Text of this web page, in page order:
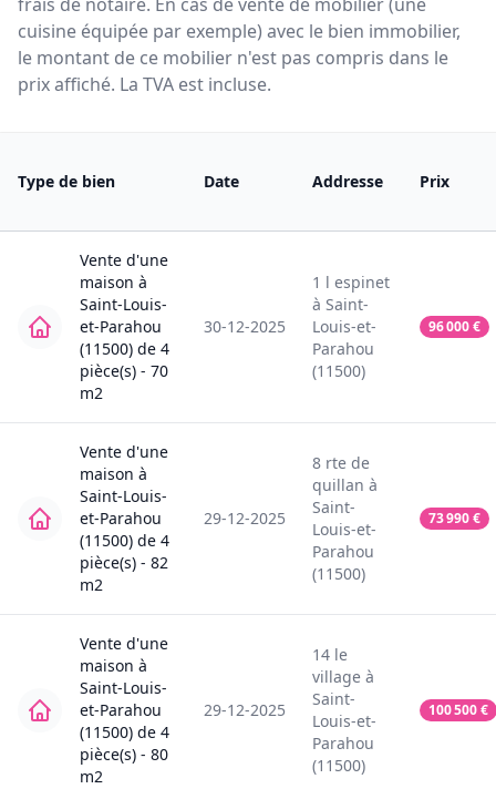
cuisine équipée par exemple) avec le bien immobilier,
le montant de ce mobilier n'est pas compris dans le
prix affiché. La TVA est incluse.
Type de bien Date Addresse Prix
Vente d'une
maison à
Saint-Louis-
et-Parahou
(11500) de 4
pièce(s) - 70
m2
30-12-2025
1 l espinet
à Saint-
Louis-et-
Parahou
(11500)
96 000€
Vente d'une
maison à
Saint-Louis-
et-Parahou
(11500) de 4
pièce(s) - 82
m2
29-12-2025
8 rte de
quillan à
Saint-
Louis-et-
Parahou
(11500)
73 990€
Vente d'une
maison à
Saint-Louis-
et-Parahou
(11500) de 4
pièce(s) - 80
m2
29-12-2025
14 le
village à
Saint-
Louis-et-
Parahou
(11500)
100 500€